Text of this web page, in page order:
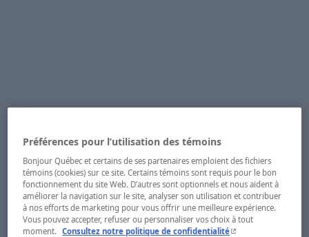
Préférences pour l’utilisation des témoins
Bonjour Québec et certains de ses partenaires emploient des fichiers
témoins (cookies) sur ce site. Certains témoins sont requis pour le bon
fonctionnement du site Web. D’autres sont optionnels et nous aident à
améliorer la navigation sur le site, analyser son utilisation et contribuer
à nos efforts de marketing pour vous offrir une meilleure expérience.
Vous pouvez accepter, refuser ou personnaliser vos choix à tout
moment.
Consultez notre politique de confidentialité- Cet hyperlien